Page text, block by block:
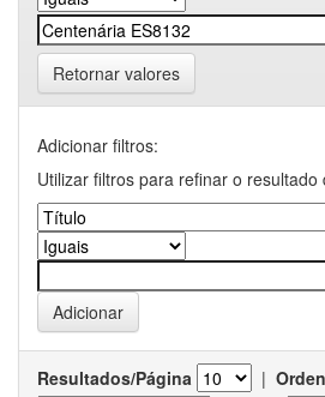
Retornar valores
Adicionar filtros:
Utilizar filtros para refinar o resultado
Resultados/Página |